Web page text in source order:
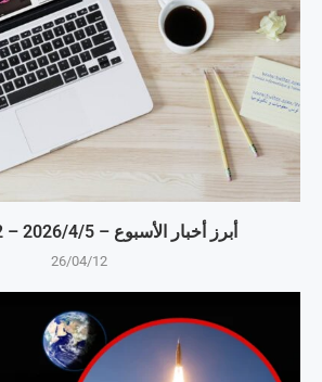
أبرز أخبار الأسبوع – 5‏/4‏/2026 – 12‏/4‏/2026
26/04/12